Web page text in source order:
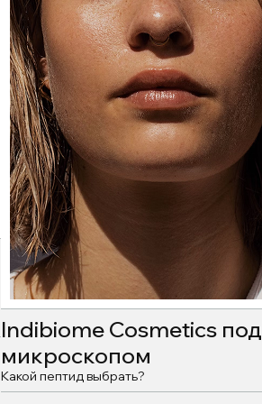
Indibiome Cosmetics под
микроскопом
Какой пептид выбрать?